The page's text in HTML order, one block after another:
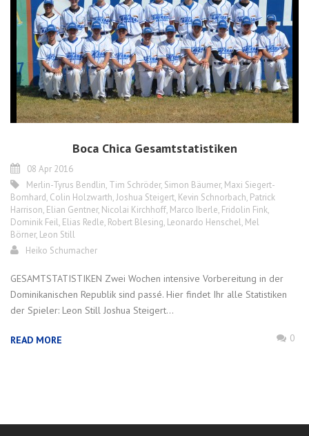
Boca Chica Gesamtstatistiken
08 Apr 2016
Merlin-Tyrus Bendlin, Tim Schröder, Simon Bäumer, Maxi Siegert-
Bomhard, Colin Holzwarth,Joshua Steigert, Kevin Schnorbach, Patrick
Harrison, Elian Gentner, Nicolai Kirchhoff, Marco Iberle, Fridolin Fink,
Dominik Feil, Elias Redle, Robert Blesing, Leonardo Henschel, Mel
Börner, Leon Still
Heiko Schumacher
GESAMTSTATISTIKEN Zwei Wochen intensive Vorbereitung in der
Dominikanischen Republik sind passé. Hier findet Ihr alle Statistiken
der Spieler: Leon Still Joshua Steigert...
READ MORE 0